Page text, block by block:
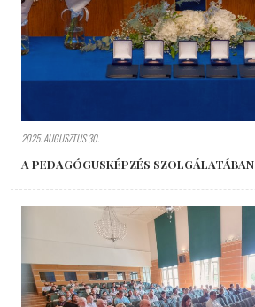
2025. AUGUSZTUS 30.
A PEDAGÓGUSKÉPZÉS SZOLGÁLATÁBAN